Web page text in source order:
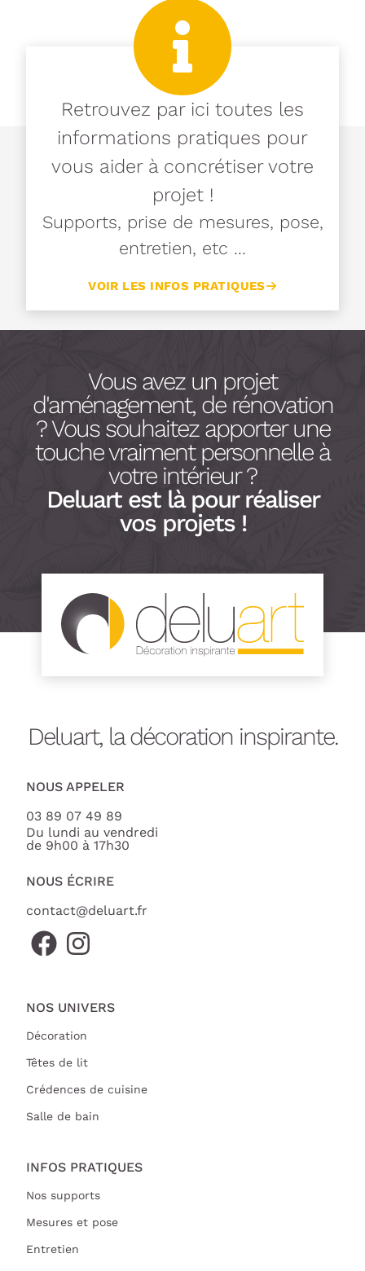
Retrouvez par ici toutes les
informations pratiques pour
vous aider à concrétiser votre
projet !
Supports, prise de mesures, pose,
entretien, etc ...
VOIR LES INFOS PRATIQUES
Vous avez un projet
d'aménagement, de rénovation
? Vous souhaitez apporter une
touche vraiment personnelle à
votre intérieur ?
Deluart est là pour réaliser
vos projets !
Deluart, la décoration inspirante.
NOUS APPELER
03 89 07 49 89
Du lundi au vendredi
de 9h00 à 17h30
NOUS ÉCRIRE
contact@deluart.fr
NOS UNIVERS
Décoration
Têtes de lit
Crédences de cuisine
Salle de bain
INFOS PRATIQUES
Nos supports
Mesures et pose
Entretien